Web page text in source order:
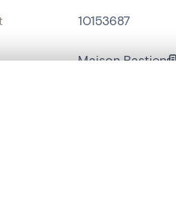
10153687
Maison Bastien